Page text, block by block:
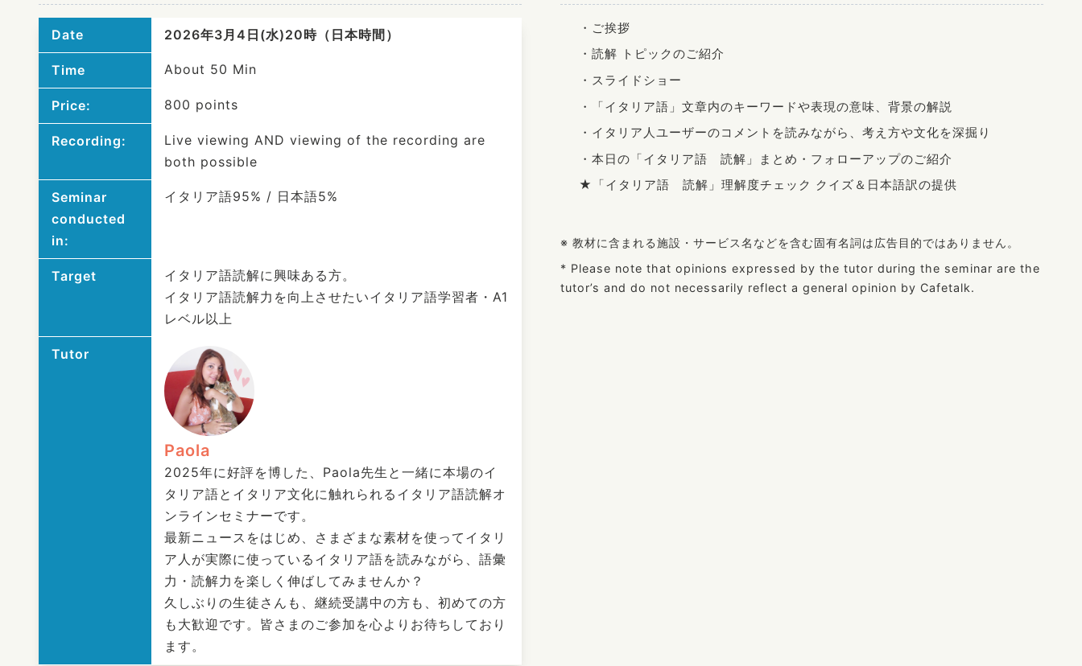
Date 2026年3月4日(水)20時（日本時間）
Time About 50 Min
Price: 800 points
Recording:
Live viewing AND viewing of the recording are
both possible
Seminar
conducted
in:
イタリア語95% / 日本語5%
Target
イタリア語読解に興味ある方。
イタリア語読解力を向上させたいイタリア語学習者・A1
レベル以上
Tutor
Paola
2025年に好評を博した、Paola先生と一緒に本場のイ
タリア語とイタリア文化に触れられるイタリア語読解オ
ンラインセミナーです。
最新ニュースをはじめ、さまざまな素材を使ってイタリ
ア人が実際に使っているイタリア語を読みながら、語彙
力・読解力を楽しく伸ばしてみませんか？
久しぶりの生徒さんも、継続受講中の方も、初めての方
も大歓迎です。皆さまのご参加を心よりお待ちしており
ます。
・ご挨拶
・読解 トピックのご紹介
・スライドショー
・「イタリア語」文章内のキーワードや表現の意味、背景の解説
・イタリア人ユーザーのコメントを読みながら、考え方や文化を深掘り
・本日の「イタリア語 読解」まとめ・フォローアップのご紹介
★「イタリア語 読解」理解度チェック クイズ＆日本語訳の提供
※ 教材に含まれる施設・サービス名などを含む固有名詞は広告目的ではありません。
* Please note that opinions expressed by the tutor during the seminar are the
tutor’s and do not necessarily reflect a general opinion by Cafetalk.